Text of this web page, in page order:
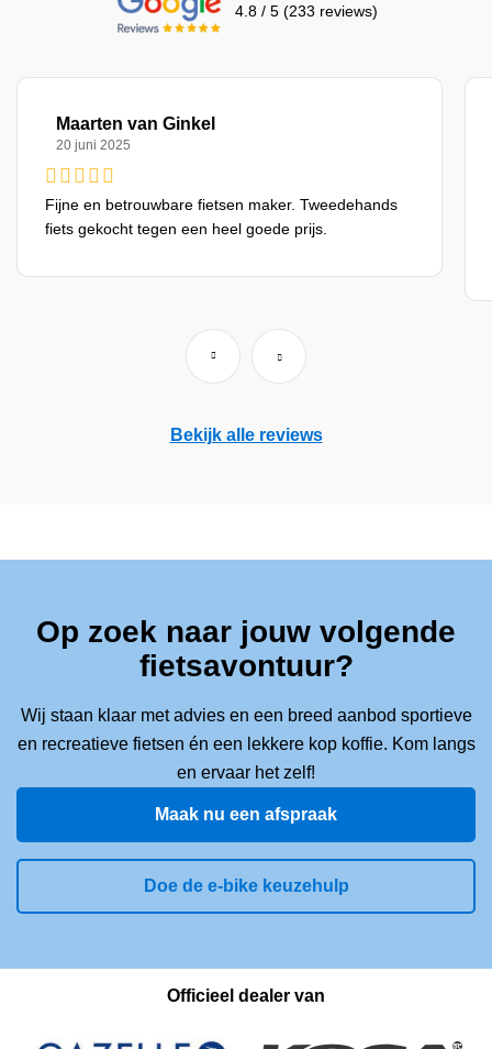
4.8 / 5 (233 reviews)
Maarten van Ginkel
20 juni 2025
Fijne en betrouwbare fietsen maker. Tweedehands
fiets gekocht tegen een heel goede prijs.
Bekijk alle reviews
Op zoek naar jouw volgende
fietsavontuur?
Wij staan klaar met advies en een breed aanbod sportieve
en recreatieve fietsen én een lekkere kop koffie. Kom langs
en ervaar het zelf!
Maak nu een afspraak
Doe de e-bike keuzehulp
Officieel dealer van